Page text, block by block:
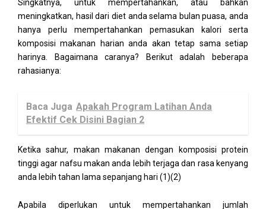
Singkatnya, untuk mempertahankan, atau bahkan
meningkatkan, hasil dari diet anda selama bulan puasa, anda
hanya perlu mempertahankan pemasukan kalori serta
komposisi makanan harian anda akan tetap sama setiap
harinya. Bagaimana caranya? Berikut adalah beberapa
rahasianya:
Baca Juga Apakah Program Latihan Anda
Efektif Cek Disini Bagian 2
Ketika sahur, makan makanan dengan komposisi protein
tinggi agar nafsu makan anda lebih terjaga dan rasa kenyang
anda lebih tahan lama sepanjang hari (1)(2)
Apabila diperlukan untuk mempertahankan jumlah